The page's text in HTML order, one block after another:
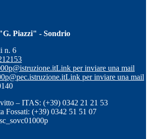
Piazzi" - Sondrio
n. 6
Link per inviare una mail
Link per inviare una mail
– ITAS: (+39) 0342 21 21 53
Fossati: (+39) 0342 51 51 07